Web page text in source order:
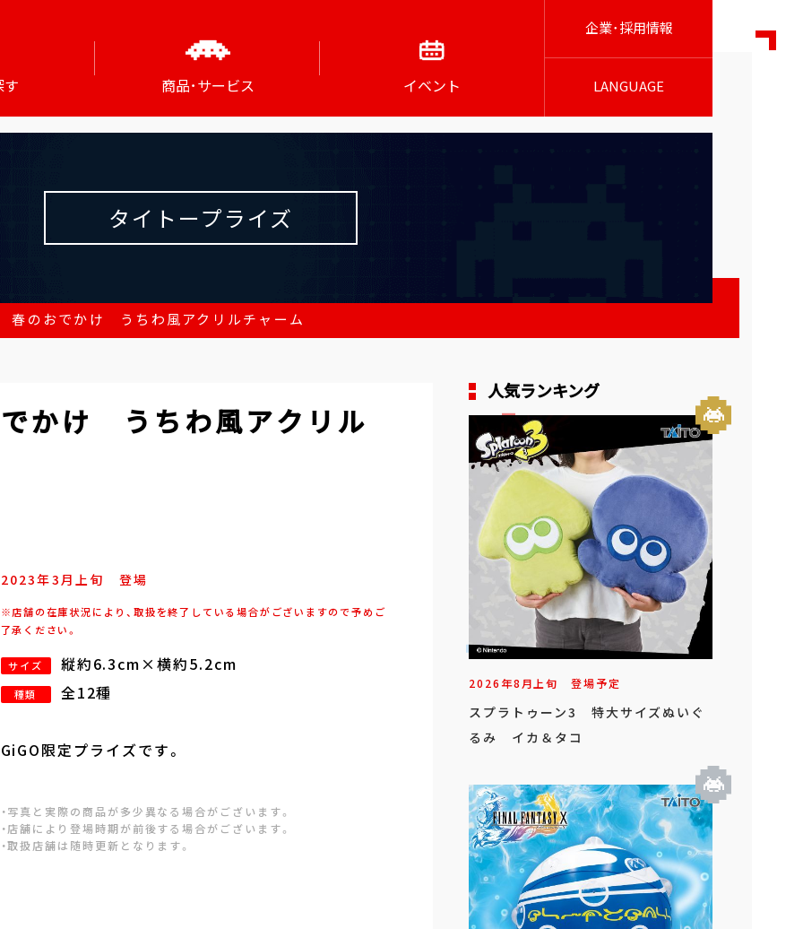
す 商品･サービス イベント
企業･採用情報
LANGUAGE
タイトープライズ
のおでかけ うちわ風アクリルチャーム
かけ うちわ風アクリル
2023年3月上旬 登場
※店舗の在庫状況により、取扱を終了している場合がございますので予めご
了承ください。
サイズ 縦約6.3cm×横約5.2cm
種類 全12種
GiGO限定プライズです。
・写真と実際の商品が多少異なる場合がございます。
・店舗により登場時期が前後する場合がございます。
・取扱店舗は随時更新となります。
人気ランキング
2026年8月上旬 登場予定
スプラトゥーン3 特大サイズぬいぐ
るみ イカ＆タコ